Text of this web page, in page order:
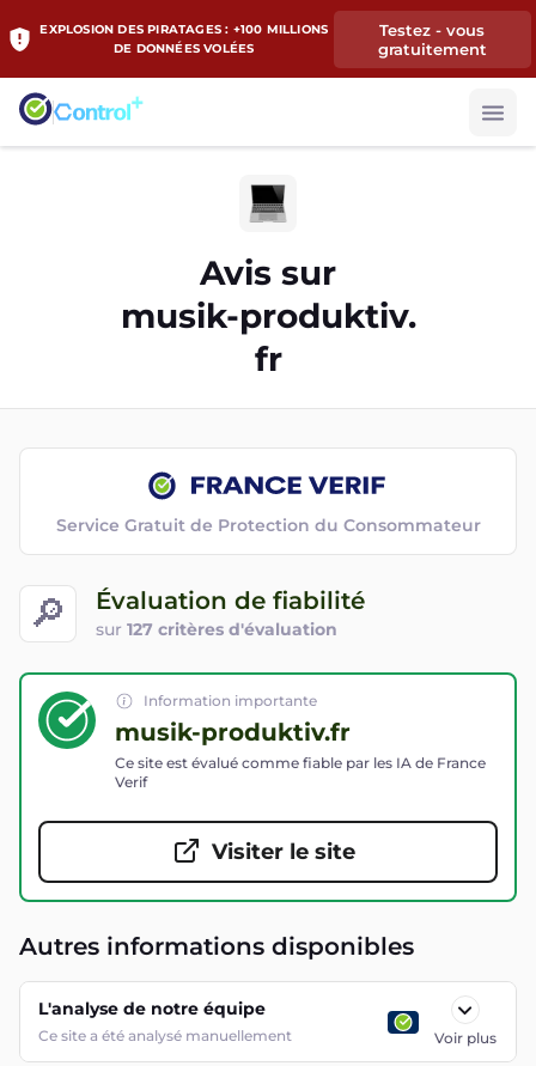
EXPLOSION DES PIRATAGES : +100 MILLIONS
DE DONNÉES VOLÉES
Testez - vous
gratuitement
Avis sur
musik-produktiv.
fr
🔎 Évaluation de fiabilité
sur 127 critères d'évaluation
Service Gratuit de Protection du Consommateur
Information importante
musik-produktiv.fr
Ce site est évalué comme fiable par les IA de France
Verif
Visiter le site
Autres informations disponibles
L'analyse de notre équipe
Ce site a été analysé manuellement Voir plus